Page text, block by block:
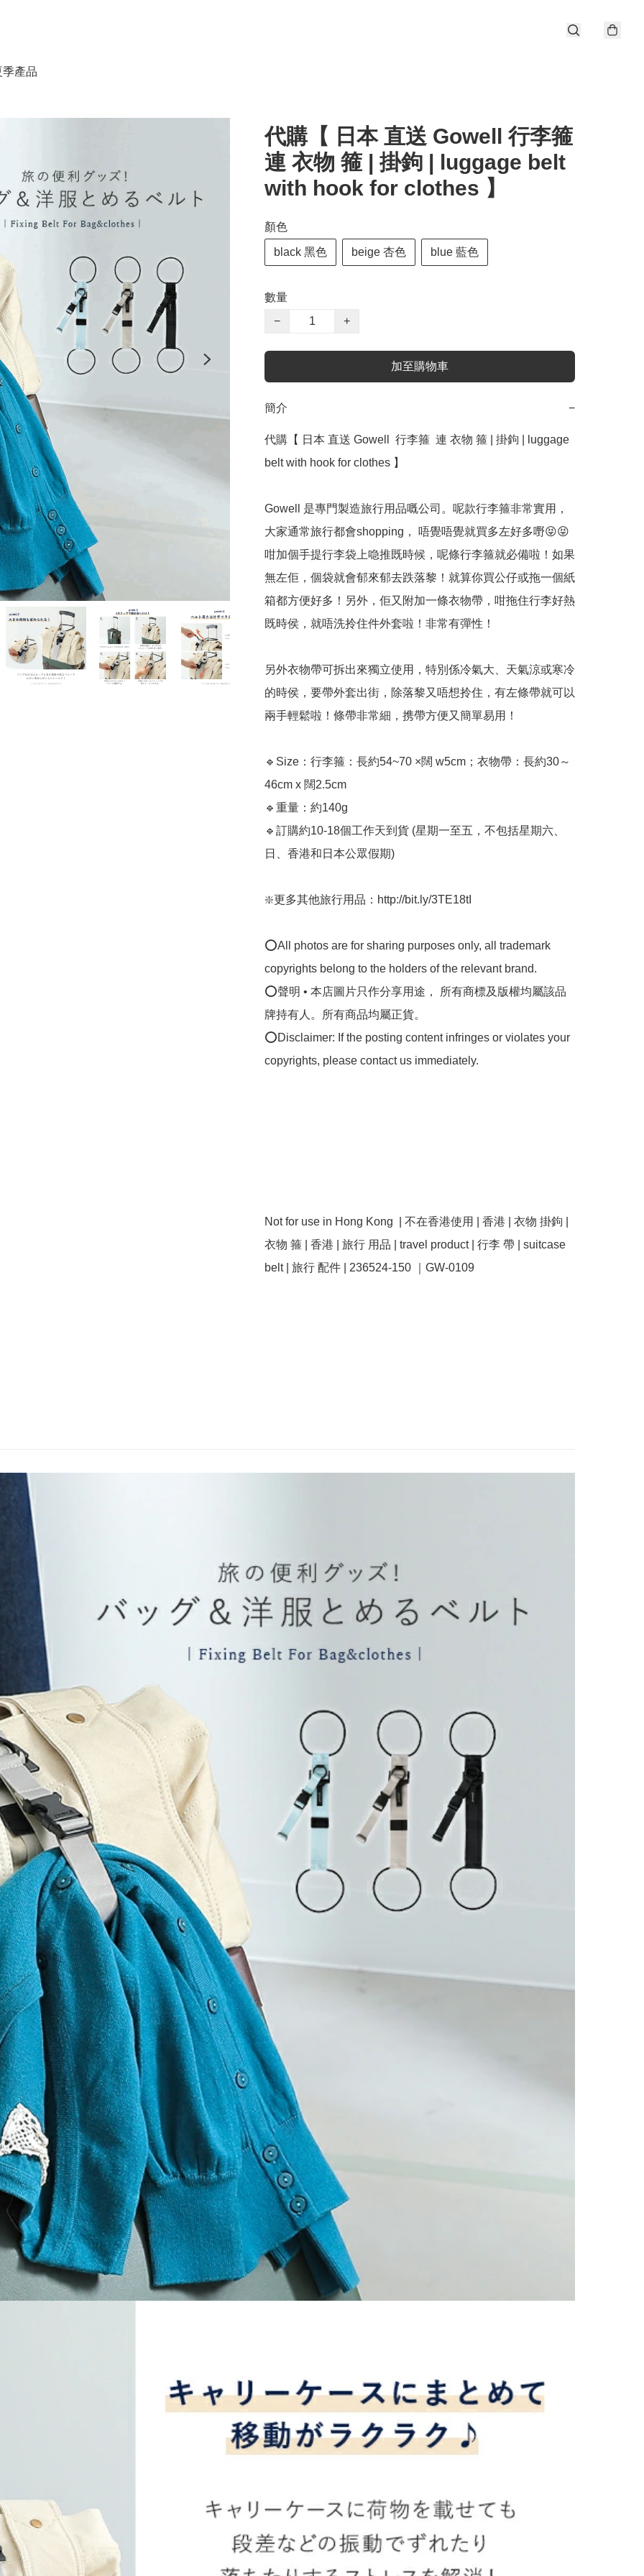
產品
代購【 日本 直送 Gowell 行李箍
連 衣物 箍 | 掛鉤 | luggage belt
with hook for clothes 】
顏色
black 黑色 beige 杏色 blue 藍色
數量
−
+
加至購物車
簡介 −
代購【 日本 直送 Gowell  行李箍  連 衣物 箍 | 掛鉤 | luggage
belt with hook for clothes 】﻿
Gowell 是專門製造旅行用品嘅公司。呢款行李箍非常實用，
大家通常旅行都會shopping， 唔覺唔覺就買多左好多嘢😝😝
咁加個手提行李袋上喼推既時候，呢條行李箍就必備啦！如果
無左佢，個袋就會郁來郁去跌落黎！就算你買公仔或拖一個紙
箱都方便好多！另外，佢又附加一條衣物帶，咁拖住行李好熱
既時侯，就唔洗拎住件外套啦！非常有彈性！
另外衣物帶可拆出來獨立使用，特別係冷氣大、天氣涼或寒冷
的時侯，要帶外套出街，除落黎又唔想拎住，有左條帶就可以
兩手輕鬆啦！條帶非常細，携帶方便又簡單易用！
🔹Size：行李箍：長約54~70 ×闊 w5cm；衣物帶：長約30～
46cm x 闊2.5cm
🔹重量：約140g
🔹訂購約10-18個工作天到貨 (星期一至五，不包括星期六、
日、香港和日本公眾假期) ﻿
❇️更多其他旅行用品：http://bit.ly/3TE18tI
⭕All photos are for sharing purposes only, all trademark
copyrights belong to the holders of the relevant brand.
⭕聲明 • 本店圖片只作分享用途， 所有商標及版權均屬該品
牌持有人。所有商品均屬正貨。
⭕Disclaimer: If the posting content infringes or violates your
copyrights, please contact us immediately.
Not for use in Hong Kong  | 不在香港使用 | 香港 | 衣物 掛鉤 |
衣物 箍 | 香港 | 旅行 用品 | travel product | 行李 帶 | suitcase
belt | 旅行 配件 | 236524-150 ｜GW-0109